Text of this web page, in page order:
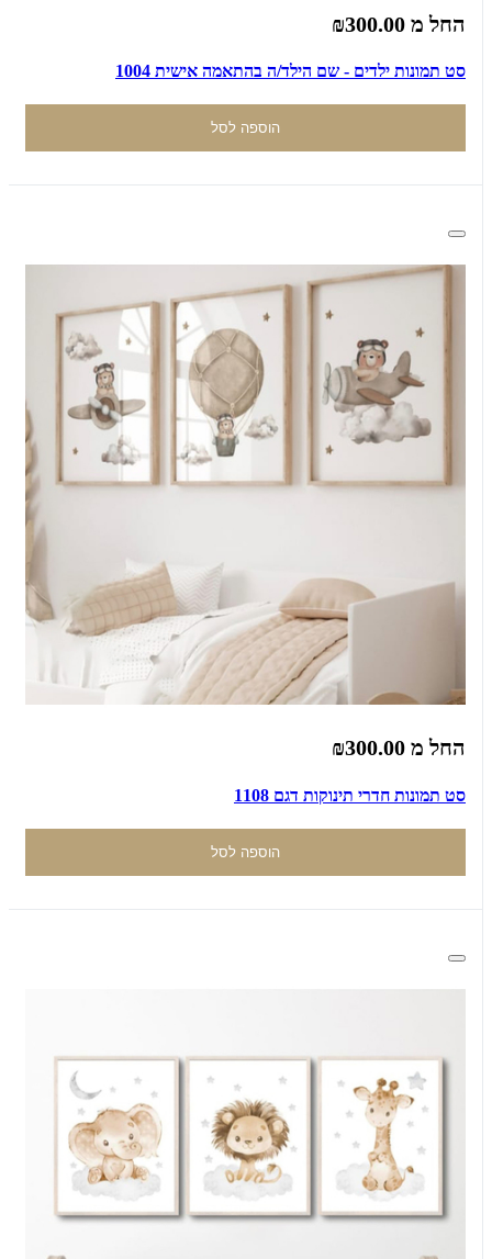
החל מ ₪300.00
סט תמונות ילדים - שם הילד/ה בהתאמה אישית 1004
הוספה לסל
החל מ ₪300.00
סט תמונות חדרי תינוקות דגם 1108
הוספה לסל